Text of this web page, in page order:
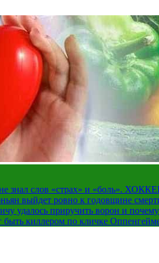
знал слов «страх» и «боль».
выйдет ровно к годовщине
удалось приручить ворон и
киллером по кличке